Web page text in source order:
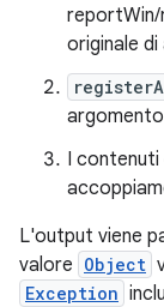
originale
I
L'output viene
valore Object
Exception